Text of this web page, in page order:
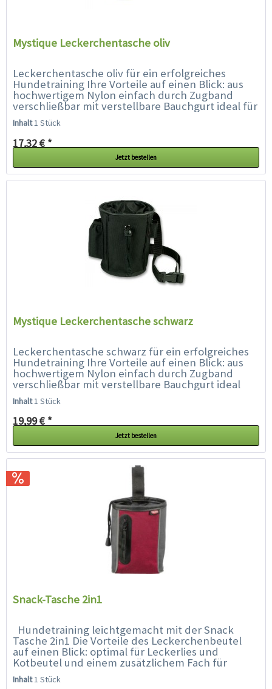
Mystique Leckerchentasche oliv
Leckerchentasche oliv für ein erfolgreiches
Hundetraining Ihre Vorteile auf einen Blick: aus
hochwertigem Nylon einfach durch Zugband
verschließbar mit verstellbare Bauchgurt ideal für
Leckerlies...
Inhalt1 Stück
17,32 € *
Jetzt bestellen
Mystique Leckerchentasche schwarz
Leckerchentasche schwarz für ein erfolgreiches
Hundetraining Ihre Vorteile auf einen Blick: aus
hochwertigem Nylon einfach durch Zugband
verschließbar mit verstellbare Bauchgurt ideal
für...
Inhalt1 Stück
19,99 € *
Jetzt bestellen
Snack-Tasche 2in1
Hundetraining leichtgemacht mit der Snack
Tasche 2in1 Die Vorteile des Leckerchenbeutel
auf einen Blick: optimal für Leckerlies und
Kotbeutel und einem zusätzlichem Fach für
Trainingszubehör, z.B. Clicker, etc. mit...
Inhalt1 Stück